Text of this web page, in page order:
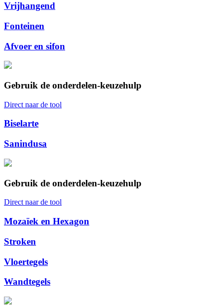
Vrijhangend
Fonteinen
Afvoer en sifon
Gebruik de onderdelen-keuzehulp
Direct naar de tool
Biselarte
Sanindusa
Gebruik de onderdelen-keuzehulp
Direct naar de tool
Mozaïek en Hexagon
Stroken
Vloertegels
Wandtegels